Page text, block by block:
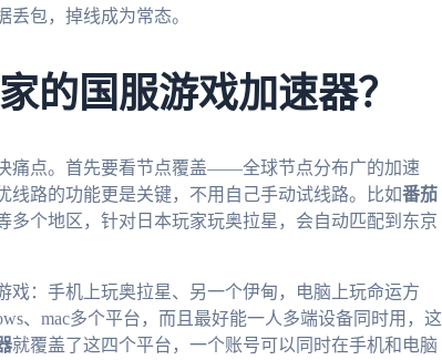
包，掉线成为常态。
的国服游戏加速器？
痛点。首先要看节点覆盖——全球节点分布广的加速
路的功能更是关键，不用自己手动试线路。比如番茄
多个地区，针对日本玩家玩奥拉星，会自动匹配到东京
戏：手机上玩奥拉星、另一个伊甸，电脑上玩命运方
、mac多个平台，而且最好能一人多端设备同时用，这
就覆盖了这四个平台，一个账号可以同时在手机和电脑